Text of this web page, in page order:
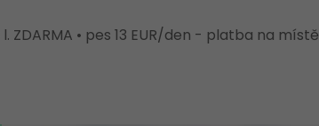
ZDARMA • pes 13 EUR/den - platba na místě